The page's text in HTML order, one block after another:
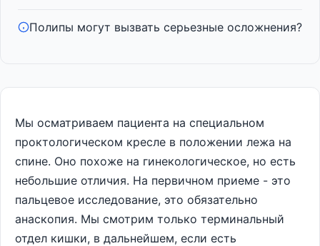
Полипы могут вызвать серьезные осложнения?
Мы осматриваем пациента на специальном
проктологическом кресле в положении лежа на
спине. Оно похоже на гинекологическое, но есть
небольшие отличия. На первичном приеме - это
пальцевое исследование, это обязательно
анаскопия. Мы смотрим только терминальный
отдел кишки, в дальнейшем, если есть